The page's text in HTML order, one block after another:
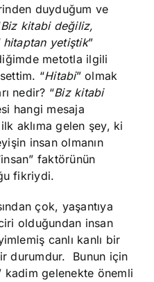
duyduğum ve
Biz kitabi değiliz,
yetiştik”
metotla ilgili
“Hitabi” olmak
nedir? “Biz kitabi
hangi mesaja
aklıma gelen şey, ki
insan olmanın
faktörünün
fikriydi.
çok, yaşantıya
olduğundan insan
canlı kanlı bir
durumdur. Bunun için
kadim gelenekte önemli